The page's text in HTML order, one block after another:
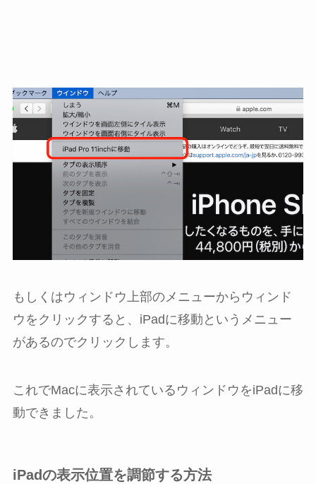
もしくはウィンドウ上部のメニューからウィンド
ウをクリックすると、iPadに移動というメニュー
があるのでクリックします。
これでMacに表示されているウィンドウをiPadに移
動できました。
iPadの表示位置を調節する方法